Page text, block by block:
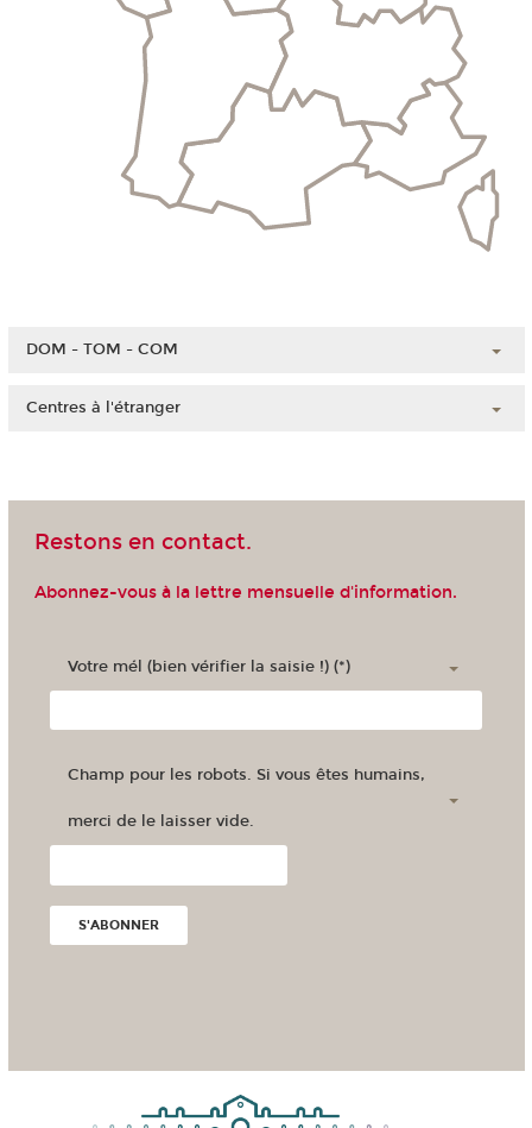
DOM - TOM - COM
Polynésie française
Centres à l'étranger
Madagascar
Restons en contact.
Abonnez-vous à la lettre mensuelle d'information.
Votre mél (bien vérifier la saisie !) (*)
Champ pour les robots. Si vous êtes humains,
merci de le laisser vide.